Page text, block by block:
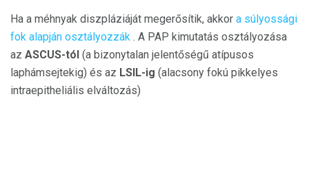
Ha a méhnyak diszpláziáját megerősítik, akkor a súlyossági
fok alapján osztályozzák . A PAP kimutatás osztályozása
az ASCUS-tól (a bizonytalan jelentőségű atípusos
laphámsejtekig) és az LSIL-ig (alacsony fokú pikkelyes
intraepitheliális elváltozás)